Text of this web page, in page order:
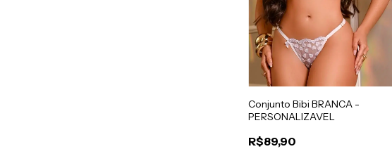
Conjunto Bibi BRANCA -
PERSONALIZAVEL
R$89,90